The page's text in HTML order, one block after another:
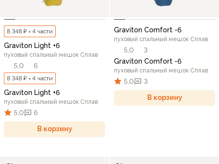
8 348 ₽ × 4 части
Graviton Light +6
пуховый спальный мешок Сплав
5,0 6
8 348 ₽ × 4 части
Graviton Light +6
пуховый спальный мешок Сплав
5,0 6
В корзину
Graviton Comfort -6
пуховый спальный мешок Сплав
5,0
3
Graviton Comfort -6
пуховый спальный мешок Сплав
5,0 3
В корзину